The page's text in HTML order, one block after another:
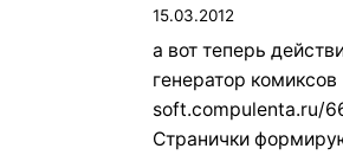
15.03.2012
а вот теперь
генератор комиксов
soft.compulenta.ru/
Странички